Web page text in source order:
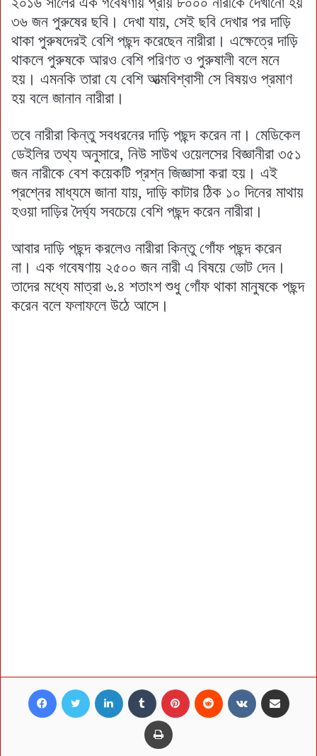
৩৬ জন পুরুষের ছবি। দেখা যায়, সেই ছবি দেখার পর দাড়ি
থাকা পুরুষদেরই বেশি পছন্দ করেছেন নারীরা। এক্ষেত্রে দাড়ি
থাকলে পুরুষকে আরও বেশি পরিণত ও পুরুষালী বলে মনে
হয়। এমনকি তারা যে বেশি আত্মবিশ্বাসী সে বিষয়ও প্রমাণ
হয় বলে জানান নারীরা।
তবে নারীরা কিন্তু সবধরনের দাড়ি পছন্দ করেন না। মেডিকেল
ডেইলির তথ্য অনুসারে, নিউ সাউথ ওয়েলসের বিজ্ঞানীরা ৩৫১
জন নারীকে বেশ কয়েকটি প্রশ্ন জিজ্ঞাসা করা হয়। এই
প্রশ্নের মাধ্যমে জানা যায়, দাড়ি কাটার ঠিক ১০ দিনের মাথায়
হওয়া দাড়ির দৈর্ঘ্য সবচেয়ে বেশি পছন্দ করেন নারীরা।
আবার দাড়ি পছন্দ করলেও নারীরা কিন্তু গোঁফ পছন্দ করেন
না। এক গবেষণায় ২৫০০ জন নারী এ বিষয়ে ভোট দেন।
তাদের মধ্যে মাত্রা ৬.৪ শতাংশ শুধু গোঁফ থাকা মানুষকে পছন্দ
করেন বলে ফলাফলে উঠে আসে।
Facebook Twitter LinkedIn Tumblr Pinterest Reddit VKontakte
Print